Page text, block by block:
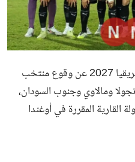
أسفرت قرعة تصفيات كأس أمم إفريقيا 2027 عن وقوع منتخب
ومالاوي وجنوب السودان،
القارية المقررة في أوغندا